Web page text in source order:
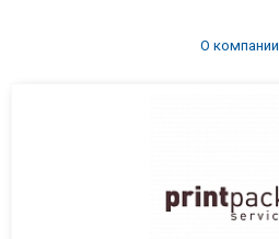
О компании